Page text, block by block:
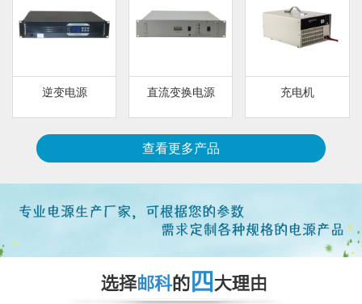
逆变电源 直流变换电源 充电机
查看更多产品